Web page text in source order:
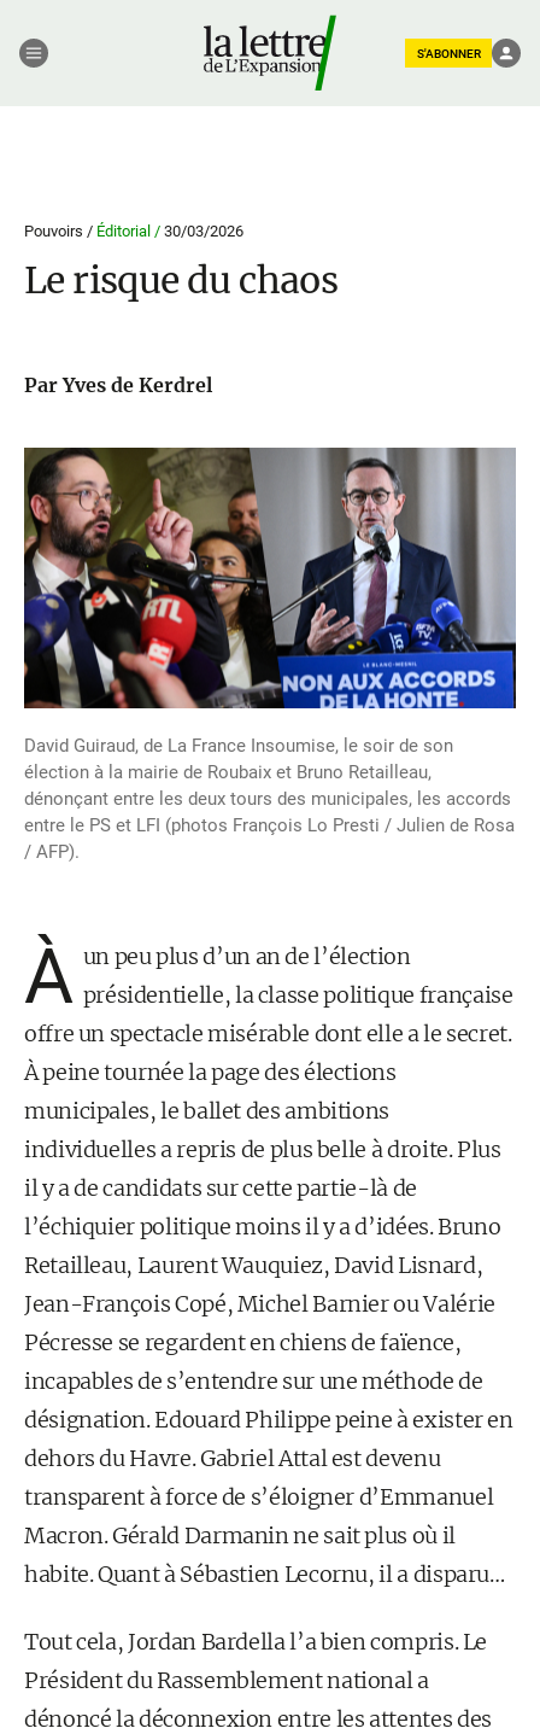
S'ABONNER
Pouvoirs / Éditorial / 30/03/2026
Le risque du chaos
Par Yves de Kerdrel
David Guiraud, de La France Insoumise, le soir de son
élection à la mairie de Roubaix et Bruno Retailleau,
dénonçant entre les deux tours des municipales, les accords
entre le PS et LFI (photos François Lo Presti / Julien de Rosa
/ AFP).
À un peu plus d’un an de l’élection
présidentielle, la classe politique française
offre un spectacle misérable dont elle a le secret.
À peine tournée la page des élections
municipales, le ballet des ambitions
individuelles a repris de plus belle à droite. Plus
il y a de candidats sur cette partie-là de
l’échiquier politique moins il y a d’idées. Bruno
Retailleau, Laurent Wauquiez, David Lisnard,
Jean-François Copé, Michel Barnier ou Valérie
Pécresse se regardent en chiens de faïence,
incapables de s’entendre sur une méthode de
désignation. Edouard Philippe peine à exister en
dehors du Havre. Gabriel Attal est devenu
transparent à force de s’éloigner d’Emmanuel
Macron. Gérald Darmanin ne sait plus où il
habite. Quant à Sébastien Lecornu, il a disparu…
Tout cela, Jordan Bardella l’a bien compris. Le
Président du Rassemblement national a
dénoncé la déconnexion entre les attentes des